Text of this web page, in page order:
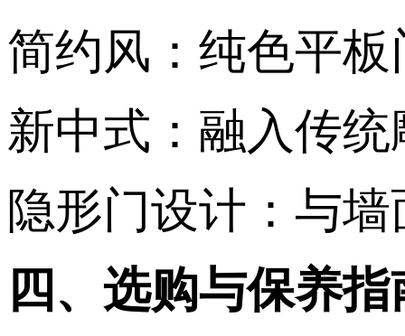
简约风‌：纯色平
新中式‌：融入传
隐形门设计‌：与
四、选购与保养指